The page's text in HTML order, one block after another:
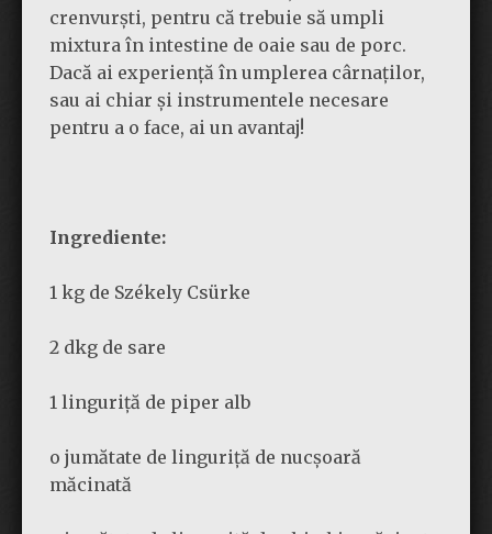
crenvurști, pentru că trebuie să umpli
mixtura în intestine de oaie sau de porc.
Dacă ai experiență în umplerea cârnaților,
sau ai chiar și instrumentele necesare
pentru a o face, ai un avantaj!
Ingrediente:
1 kg de Székely Csürke
2 dkg de sare
1 linguriță de piper alb
o jumătate de linguriță de nucșoară
măcinată